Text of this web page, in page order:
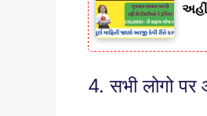
4. सभी लोगो पर